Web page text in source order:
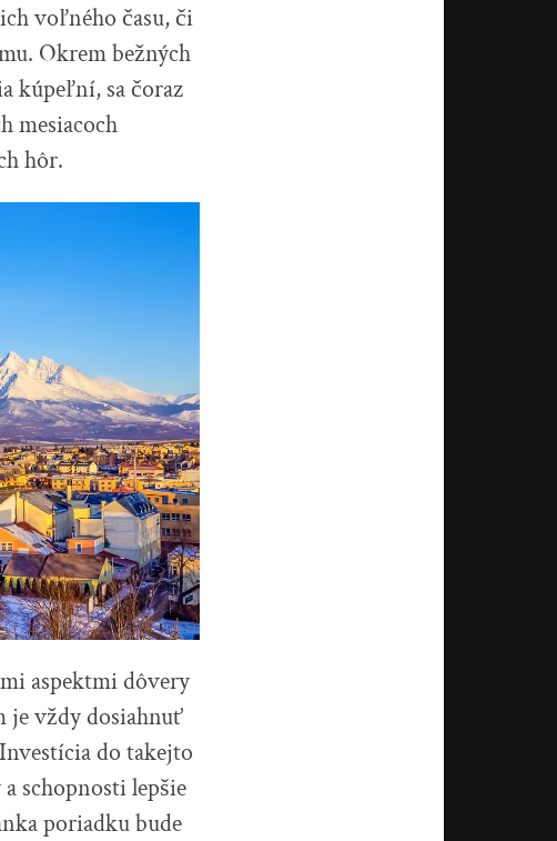
voľného času, či
Okrem bežných
kúpeľní, sa čoraz
mesiacoch
hôr.
aspektmi dôvery
je vždy dosiahnuť
do takejto
schopnosti lepšie
poriadku bude